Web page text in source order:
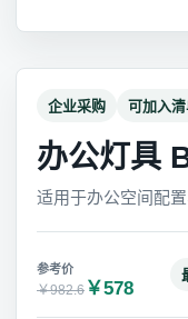
企业采购 可加入
办公灯具
适用于办公空间配
￥982.6 ￥578